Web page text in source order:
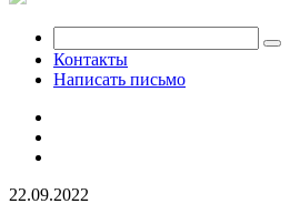
Контакты
Написать письмо
22.09.2022